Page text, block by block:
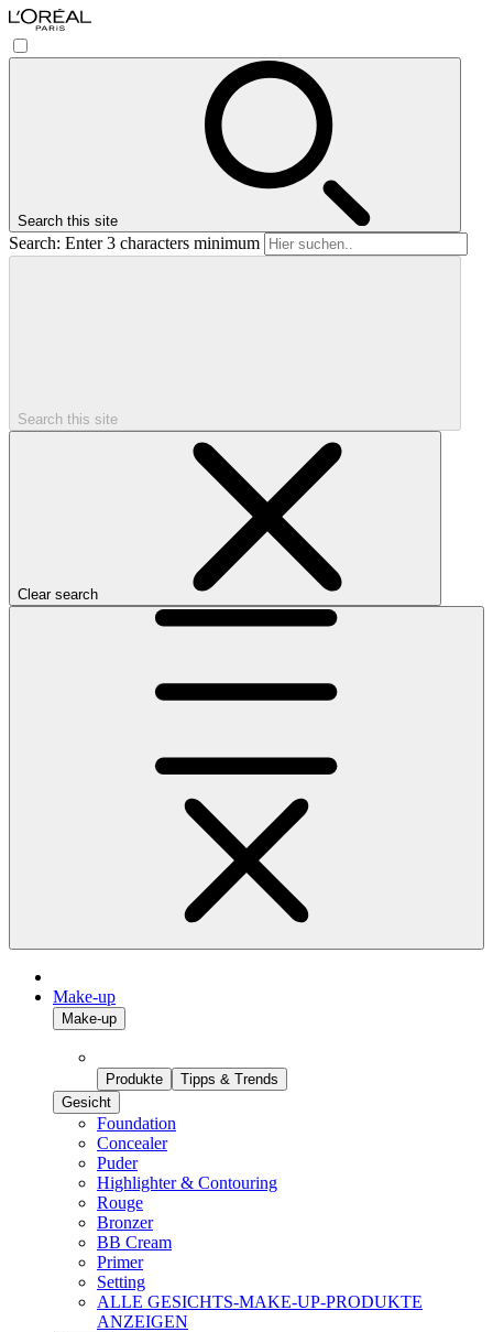
Search this site
Search: Enter 3 characters minimum
Search this site
Clear search
Make-up
Make-up
Produkte
Tipps & Trends
Gesicht
Foundation
Concealer
Puder
Highlighter & Contouring
Rouge
Bronzer
BB Cream
Primer
Setting
ALLE GESICHTS-MAKE-UP-PRODUKTE
ANZEIGEN